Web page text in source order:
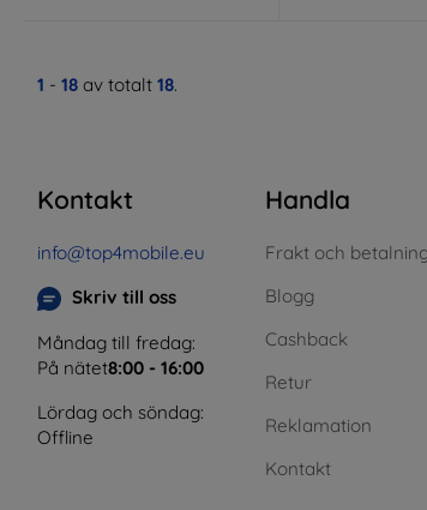
1 - 18 av totalt 18.
Kontakt
info@top4mobile.eu
Skriv till oss
Måndag till fredag:
På nätet8:00 - 16:00
Lördag och söndag:
Offline
Handla
Frakt och betalning
Blogg
Cashback
Retur
Reklamation
Kontakt